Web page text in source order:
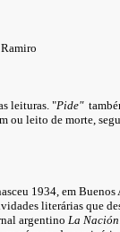
leituras. "Pide"
ou leito de morte,
1934, em
literárias que
argentino La Nación